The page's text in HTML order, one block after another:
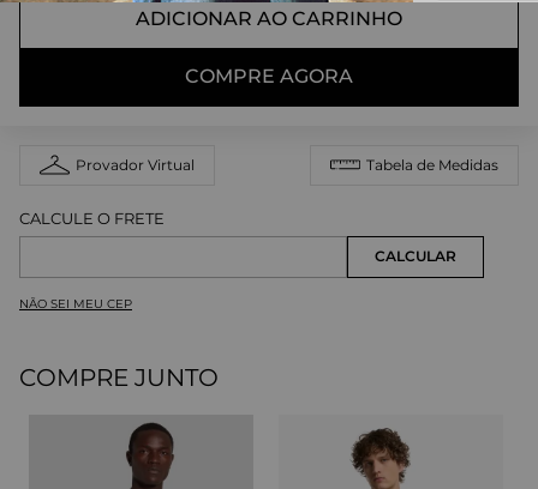
ADICIONAR AO CARRINHO
COMPRE AGORA
Provador Virtual Tabela de Medidas
NÃO SEI MEU CEP
COMPRE JUNTO